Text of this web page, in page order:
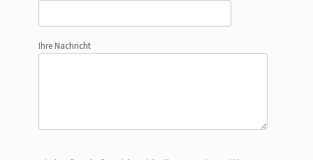
Ihre Nachricht